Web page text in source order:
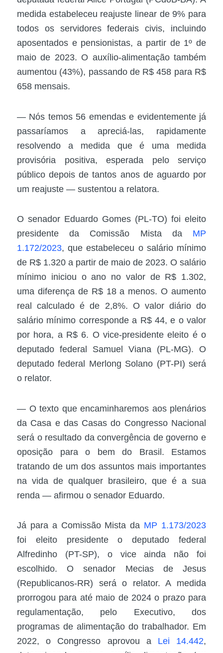
medida estabeleceu reajuste linear de 9% para
todos os servidores federais civis, incluindo
aposentados e pensionistas, a partir de 1º de
maio de 2023. O auxílio-alimentação também
aumentou (43%), passando de R$ 458 para R$
658 mensais.
— Nós temos 56 emendas e evidentemente já
passaríamos a apreciá-las, rapidamente
resolvendo a medida que é uma medida
provisória positiva, esperada pelo serviço
público depois de tantos anos de aguardo por
um reajuste — sustentou a relatora.
O senador Eduardo Gomes (PL-TO) foi eleito
presidente da Comissão Mista da MP
1.172/2023, que estabeleceu o salário mínimo
de R$ 1.320 a partir de maio de 2023. O salário
mínimo iniciou o ano no valor de R$ 1.302,
uma diferença de R$ 18 a menos. O aumento
real calculado é de 2,8%. O valor diário do
salário mínimo corresponde a R$ 44, e o valor
por hora, a R$ 6. O vice-presidente eleito é o
deputado federal Samuel Viana (PL-MG). O
deputado federal Merlong Solano (PT-PI) será
o relator.
— O texto que encaminharemos aos plenários
da Casa e das Casas do Congresso Nacional
será o resultado da convergência de governo e
oposição para o bem do Brasil. Estamos
tratando de um dos assuntos mais importantes
na vida de qualquer brasileiro, que é a sua
renda — afirmou o senador Eduardo.
Já para a Comissão Mista da MP 1.173/2023
foi eleito presidente o deputado federal
Alfredinho (PT-SP), o vice ainda não foi
escolhido. O senador Mecias de Jesus
(Republicanos-RR) será o relator. A medida
prorrogou para até maio de 2024 o prazo para
regulamentação, pelo Executivo, dos
programas de alimentação do trabalhador. Em
2022, o Congresso aprovou aLei 14.442,